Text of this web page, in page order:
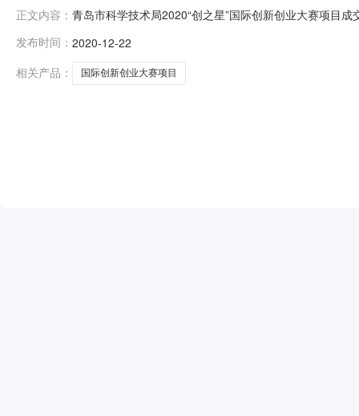
正文内容： 青岛市科学技术局2020“创之星”国际创新创业大赛项目
情况：中标人（公司名称）：国智汇融（北京）国际技
发布时间： 2020-12-22
相关产品：
国际创新创业大赛项目